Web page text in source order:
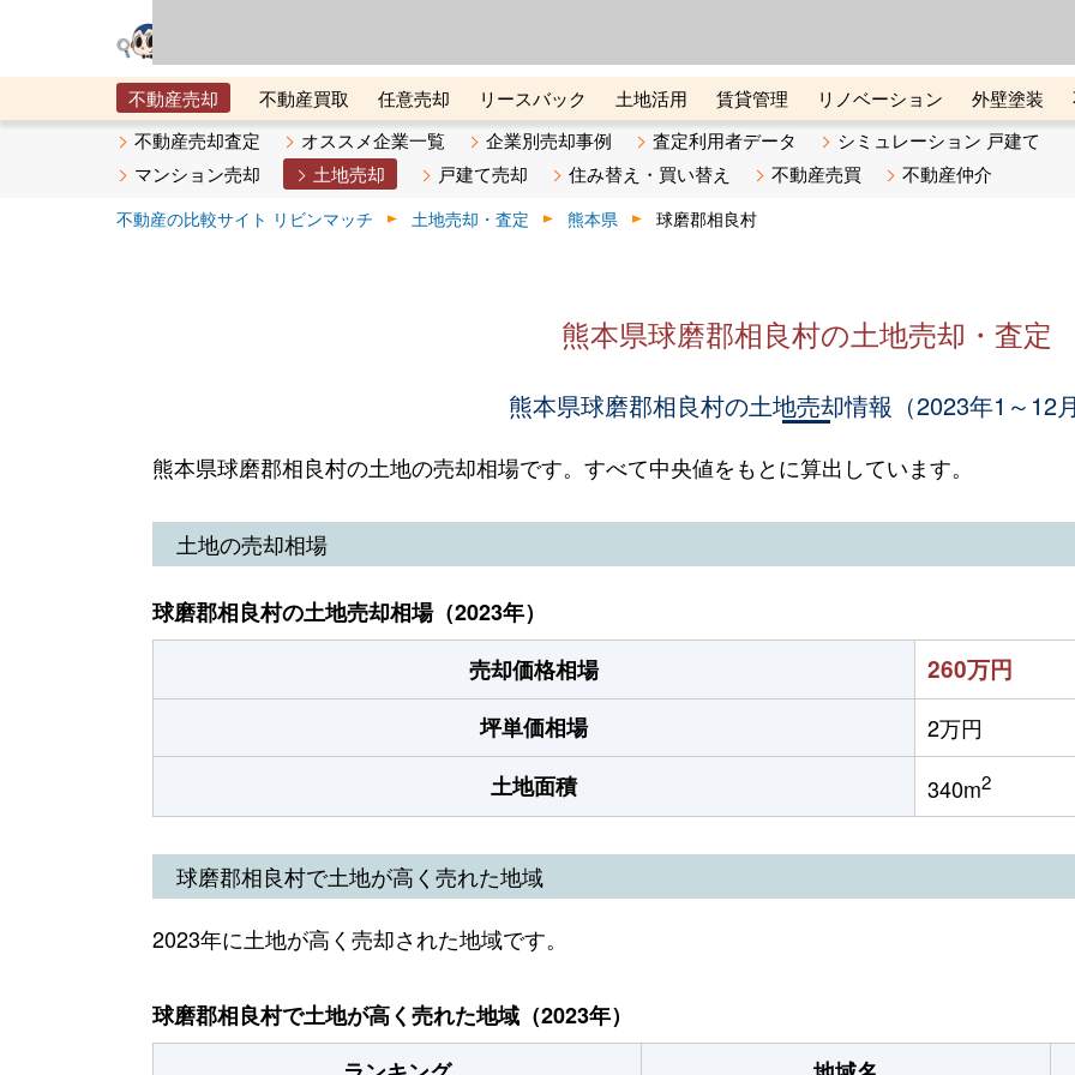
不動産売却 不動産買取 任意売却 リースバック 土地活用 賃貸管理 リノベーション 外壁塗装
メタ住宅展示場
ベスト不動産カンパニー オンライン講座 リビンマガジンBiz 不動産売却ご相談デスク
不動産売却査定 オススメ企業一覧 企業別売却事例 査定利用者データ
シミュレーション 戸建て
マンション売却
土地売却 戸建て売却 住み替え・買い替え 不動産売買 不動産仲介
不動産の比較サイト リビンマッチ 土地売却・査定 熊本県 球磨郡相良村
熊本県球磨郡相良村の土地売却・査定
熊本県球磨郡相良村の土地売却情報（2023年1～12
熊本県球磨郡相良村の土地の売却相場です。すべて中央値をもとに算出しています。
土地の売却相場
球磨郡相良村の土地売却相場（2023年）
売却価格相場
260万円
坪単価相場
2万円
土地面積
340m2
球磨郡相良村で土地が高く売れた地域
2023年に土地が高く売却された地域です。
球磨郡相良村で土地が高く売れた地域（2023年）